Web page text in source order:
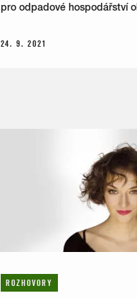
pro odpadové hospodářství
24. 9. 2021
ROZHOVORY